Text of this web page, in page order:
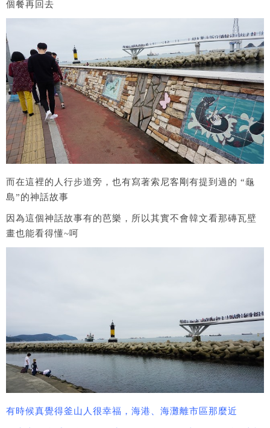
個餐再回去
而在這裡的人行步道旁，也有寫著索尼客剛有提到過的 “龜
島”的神話故事
因為這個神話故事有的芭樂，所以其實不會韓文看那磚瓦壁
畫也能看得懂~呵
有時候真覺得釜山人很幸福，海港、海灘離市區那麼近